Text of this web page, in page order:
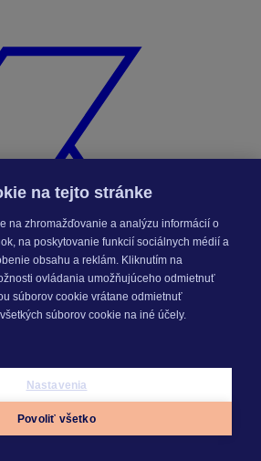
na tejto stránke
na zhromažďovanie a analýzu informácií o
na poskytovanie funkcií sociálnych médií a
obsahu a reklám. Kliknutím na
ovládania umožňujúceho odmietnuť
súborov cookie vrátane odmietnuť
súborov cookie na iné účely.
Nastavenia
Povoliť všetko